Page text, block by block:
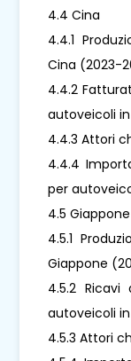
4.4 Cina
4.4.1
Cina (2023-
4.4.2
autoveicoli
4.4.3 Attori
4.4.4
per
4.5 Giappone
4.5.1
Giappone
4.5.2 Ricavi
autoveicoli
4.5.3 Attori